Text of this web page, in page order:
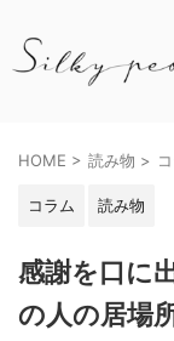
HOME > 読み物 >
コラム 読み物
感謝を口に
の人の居場